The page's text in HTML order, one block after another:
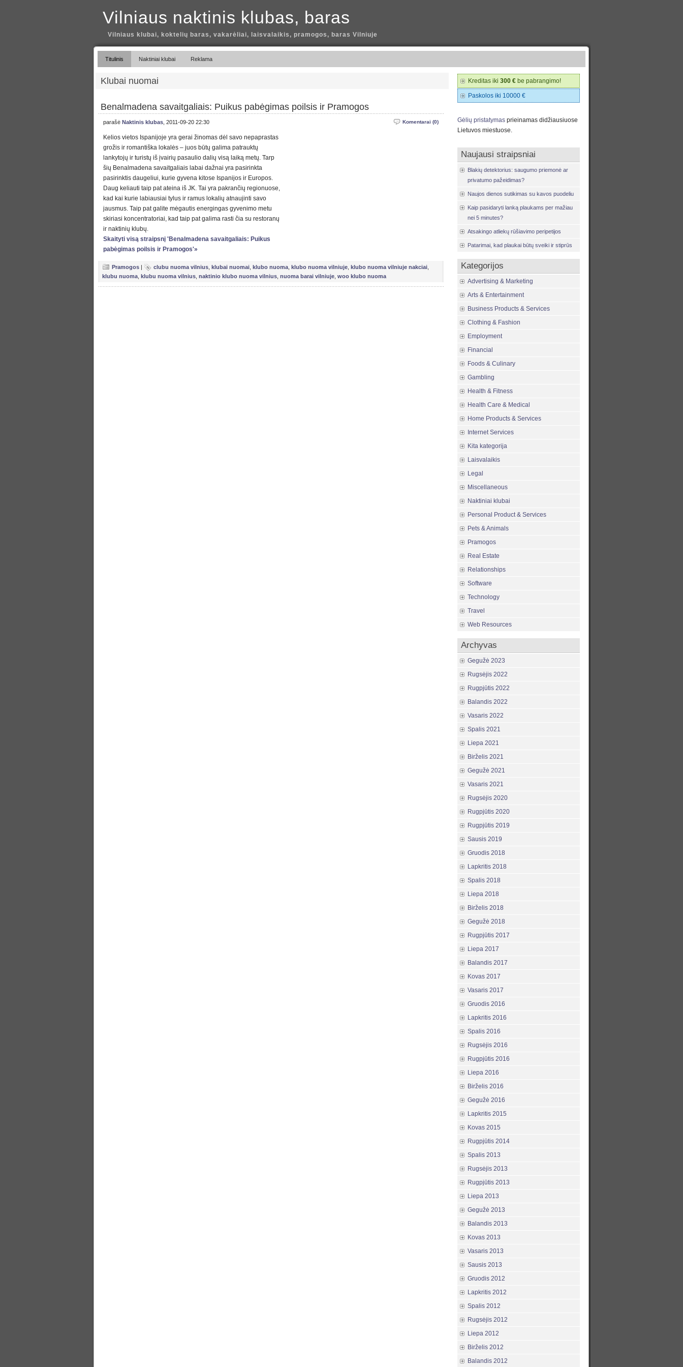
Vilniaus naktinis klubas, baras
Vilniaus klubai, koktelių baras, vakarėliai, laisvalaikis, pramogos, baras Vilniuje
Titulinis Naktiniai klubai Reklama
Klubai nuomai
Benalmadena savaitgaliais: Puikus pabėgimas poilsis ir Pramogos
Komentarai (0)
parašė Naktinis klubas , 2011-09-20 22:30
Kelios vietos Ispanijoje yra gerai žinomas dėl savo nepaprastas
grožis ir romantiška lokalės – juos būtų galima patrauktų
lankytojų ir turistų iš įvairių pasaulio dalių visą laiką metų. Tarp
šių Benalmadena savaitgaliais labai dažnai yra pasirinkta
pasirinktis daugeliui, kurie gyvena kitose Ispanijos ir Europos.
Daug keliauti taip pat ateina iš JK. Tai yra pakrančių regionuose,
kad kai kurie labiausiai tylus ir ramus lokalių atnaujinti savo
jausmus. Taip pat galite mėgautis energingas gyvenimo metu
skiriasi koncentratoriai, kad taip pat galima rasti čia su restoranų
ir naktinių klubų.
Skaityti visą straipsnį 'Benalmadena savaitgaliais: Puikus
pabėgimas poilsis ir Pramogos'»
Pramogos | clubu nuoma vilnius klubai nuomai klubo nuoma klubo nuoma vilniuje klubo nuoma vilniuje nakciai
klubu nuoma klubu nuoma vilnius naktinio klubo nuoma vilnius nuoma barai vilniuje woo klubo nuoma
Kreditas iki 300 € be pabrangimo!
Paskolos iki 10000 €
Gėlių pristatymas prieinamas didžiausiuose
Lietuvos miestuose.
Naujausi straipsniai
Blakių detektorius: saugumo priemonė ar
privatumo pažeidimas?
Naujos dienos sutikimas su kavos puodeliu
Kaip pasidaryti lanką plaukams per mažiau
nei 5 minutes?
Atsakingo atliekų rūšiavimo peripetijos
Patarimai, kad plaukai būtų sveiki ir stiprūs
Kategorijos
Advertising & Marketing
Arts & Entertainment
Business Products & Services
Clothing & Fashion
Employment
Financial
Foods & Culinary
Gambling
Health & Fitness
Health Care & Medical
Home Products & Services
Internet Services
Kita kategorija
Laisvalaikis
Legal
Miscellaneous
Naktiniai klubai
Personal Product & Services
Pets & Animals
Pramogos
Real Estate
Relationships
Software
Technology
Travel
Web Resources
Archyvas
Gegužė 2023
Rugsėjis 2022
Rugpjūtis 2022
Balandis 2022
Vasaris 2022
Spalis 2021
Liepa 2021
Birželis 2021
Gegužė 2021
Vasaris 2021
Rugsėjis 2020
Rugpjūtis 2020
Rugpjūtis 2019
Sausis 2019
Gruodis 2018
Lapkritis 2018
Spalis 2018
Liepa 2018
Birželis 2018
Gegužė 2018
Rugpjūtis 2017
Liepa 2017
Balandis 2017
Kovas 2017
Vasaris 2017
Gruodis 2016
Lapkritis 2016
Spalis 2016
Rugsėjis 2016
Rugpjūtis 2016
Liepa 2016
Birželis 2016
Gegužė 2016
Lapkritis 2015
Kovas 2015
Rugpjūtis 2014
Spalis 2013
Rugsėjis 2013
Rugpjūtis 2013
Liepa 2013
Gegužė 2013
Balandis 2013
Kovas 2013
Vasaris 2013
Sausis 2013
Gruodis 2012
Lapkritis 2012
Spalis 2012
Rugsėjis 2012
Liepa 2012
Birželis 2012
Balandis 2012